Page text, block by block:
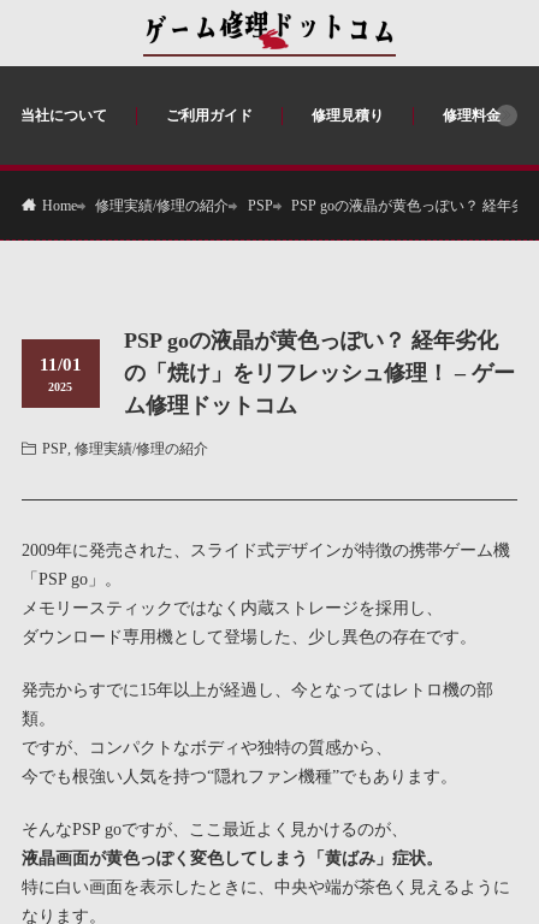
当社について ご利用ガイド 修理見積り 修理料金
Home 修理実績/修理の紹介 PSP PSP goの液晶が黄色っぽい？ 経年劣
11/01
2025
PSP goの液晶が黄色っぽい？ 経年劣化
の「焼け」をリフレッシュ修理！ – ゲー
ム修理ドットコム
PSP, 修理実績/修理の紹介
2009年に発売された、スライド式デザインが特徴の携帯ゲーム機
「PSP go」。
メモリースティックではなく内蔵ストレージを採用し、
ダウンロード専用機として登場した、少し異色の存在です。
発売からすでに15年以上が経過し、今となってはレトロ機の部
類。
ですが、コンパクトなボディや独特の質感から、
今でも根強い人気を持つ“隠れファン機種”でもあります。
そんなPSP goですが、ここ最近よく見かけるのが、
液晶画面が黄色っぽく変色してしまう「黄ばみ」症状。
特に白い画面を表示したときに、中央や端が茶色く見えるように
なります。